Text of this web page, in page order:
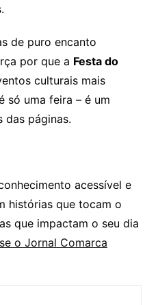
de puro encanto
por que a Festa do
culturais mais
só uma feira – é um
das páginas.
acessível e
histórias que tocam o
que impactam o seu dia
o Jornal Comarca